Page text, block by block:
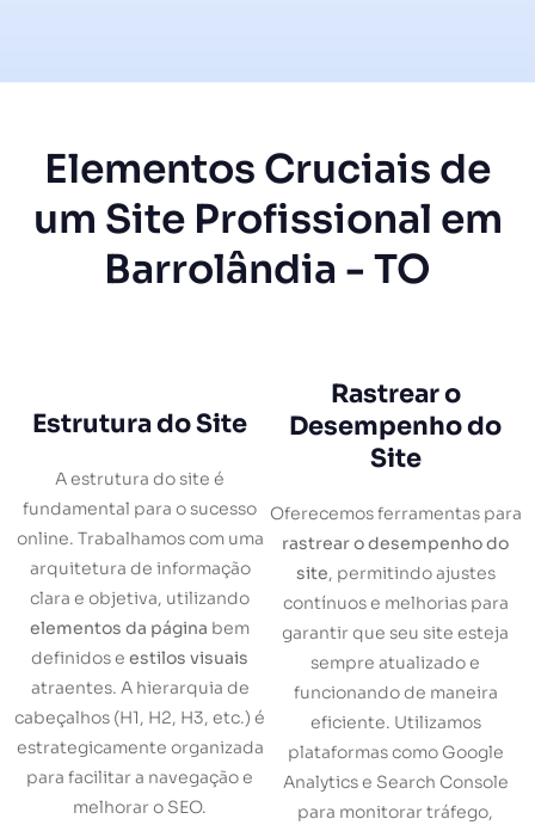
Elementos Cruciais de
um Site Profissional em
Barrolândia - TO
Estrutura do Site
A estrutura do site é
fundamental para o sucesso
online. Trabalhamos com uma
arquitetura de informação
clara e objetiva, utilizando
elementos da página bem
definidos e estilos visuais
atraentes. A hierarquia de
cabeçalhos (H1, H2, H3, etc.) é
estrategicamente organizada
para facilitar a navegação e
melhorar o SEO.
Rastrear o
Desempenho do
Site
Oferecemos ferramentas para
rastrear o desempenho do
site, permitindo ajustes
contínuos e melhorias para
garantir que seu site esteja
sempre atualizado e
funcionando de maneira
eficiente. Utilizamos
plataformas como Google
Analytics e Search Console
para monitorar tráfego,